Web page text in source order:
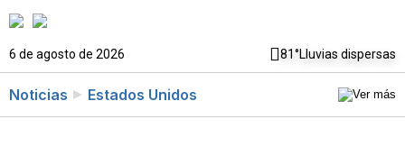
6 de agosto de 2026 81°Lluvias dispersas
Noticias Estados Unidos